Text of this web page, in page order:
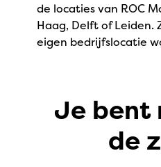
de locaties van ROC
Haag, Delft of Leiden.
eigen bedrijfslocatie
Je bent
de